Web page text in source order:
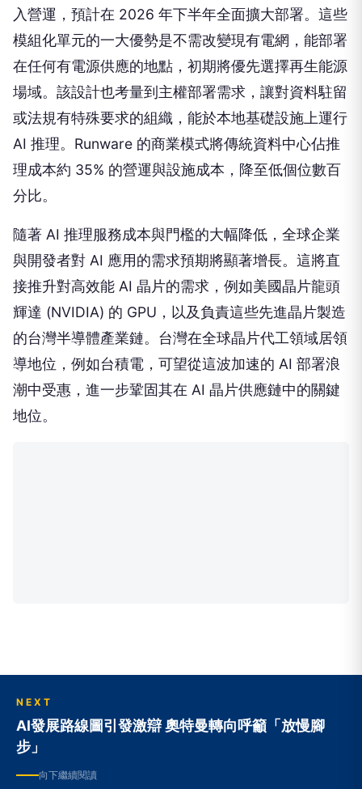
入營運，預計在 2026 年下半年全面擴大部署。這些
模組化單元的一大優勢是不需改變現有電網，能部署
在任何有電源供應的地點，初期將優先選擇再生能源
場域。該設計也考量到主權部署需求，讓對資料駐留
或法規有特殊要求的組織，能於本地基礎設施上運行
AI 推理。Runware 的商業模式將傳統資料中心佔推
理成本約 35% 的營運與設施成本，降至低個位數百
分比。
隨著 AI 推理服務成本與門檻的大幅降低，全球企業
與開發者對 AI 應用的需求預期將顯著增長。這將直
接推升對高效能 AI 晶片的需求，例如美國晶片龍頭
輝達 (NVIDIA) 的 GPU，以及負責這些先進晶片製造
的台灣半導體產業鏈。台灣在全球晶片代工領域居領
導地位，例如台積電，可望從這波加速的 AI 部署浪
潮中受惠，進一步鞏固其在 AI 晶片供應鏈中的關鍵
地位。
NEXT
AI發展路線圖引發激辯 奧特曼轉向呼籲「放慢腳
步」
向下繼續閱讀